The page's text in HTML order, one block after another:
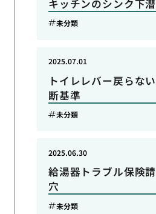
キッチンのシンク下
未分類
トイレレバー戻らな
断基準
2025.07.01
未分類
給湯器トラブル保険
穴
2025.06.30
未分類